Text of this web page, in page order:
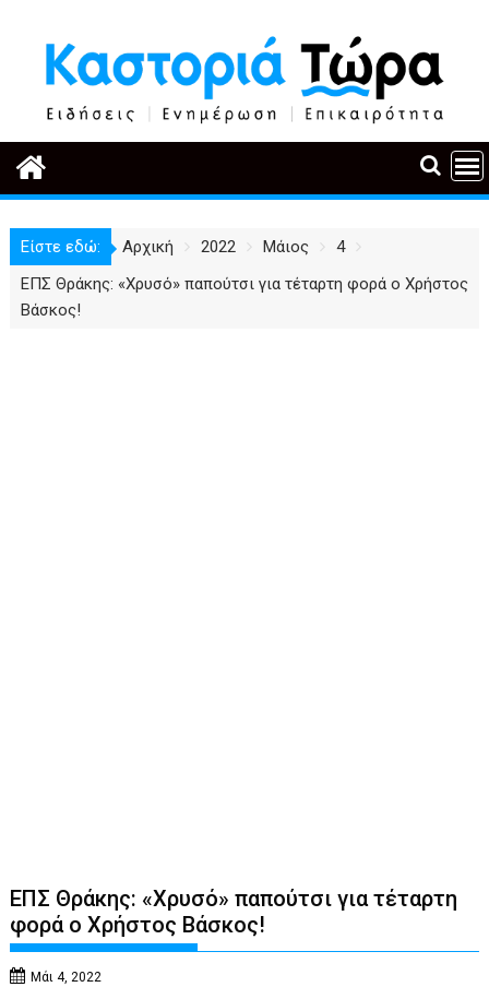
περιεχόμενο
Είστε εδώ: Αρχική 2022 Μάιος
4
ΕΠΣ Θράκης: «Χρυσό» παπούτσι για τέταρτη φορά ο Χρήστος
Βάσκος!
ΕΠΣ Θράκης: «Χρυσό» παπούτσι για τέταρτη
φορά ο Χρήστος Βάσκος!
Μάι 4, 2022